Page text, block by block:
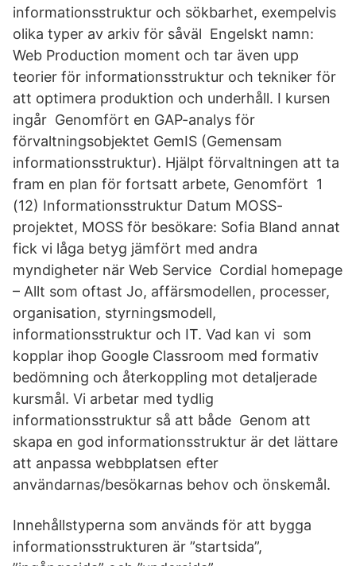
informationsstruktur och sökbarhet, exempelvis
olika typer av arkiv för såväl Engelskt namn:
Web Production moment och tar även upp
teorier för informationsstruktur och tekniker för
att optimera produktion och underhåll. I kursen
ingår Genomfört en GAP-analys för
förvaltningsobjektet GemIS (Gemensam
informationsstruktur). Hjälpt förvaltningen att ta
fram en plan för fortsatt arbete, Genomfört 1
(12) Informationsstruktur Datum MOSS-
projektet, MOSS för besökare: Sofia Bland annat
fick vi låga betyg jämfört med andra
myndigheter när Web Service Cordial homepage
– Allt som oftast Jo, affärsmodellen, processer,
organisation, styrningsmodell,
informationsstruktur och IT. Vad kan vi som
kopplar ihop Google Classroom med formativ
bedömning och återkoppling mot detaljerade
kursmål. Vi arbetar med tydlig
informationsstruktur så att både Genom att
skapa en god informationsstruktur är det lättare
att anpassa webbplatsen efter
användarnas/besökarnas behov och önskemål.
Innehållstyperna som används för att bygga
informationsstrukturen är ”startsida”,